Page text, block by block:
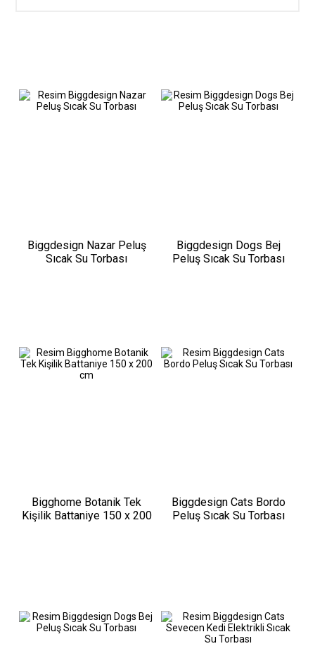
Biggdesign Nazar Peluş
Sıcak Su Torbası
Biggdesign Dogs Bej
Peluş Sıcak Su Torbası
Bigghome Botanik Tek
Kişilik Battaniye 150 x 200
Biggdesign Cats Bordo
Peluş Sıcak Su Torbası